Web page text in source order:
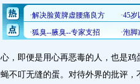
心，即便是用心再恶毒的人，也是
蝇不叮无缝的蛋。对待外界的批评